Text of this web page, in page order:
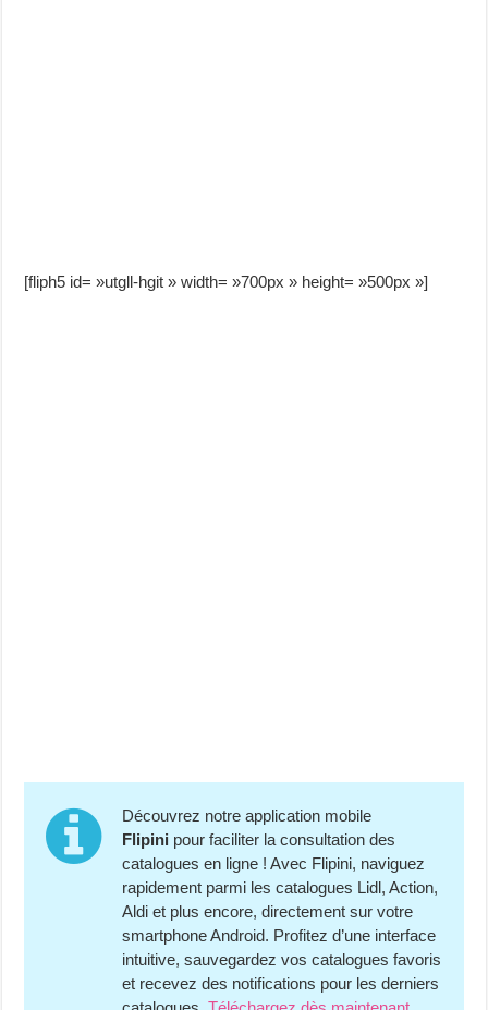
[fliph5 id= »utgll-hgit » width= »700px » height= »500px »]
Découvrez notre application mobile
Flipini pour faciliter la consultation des
catalogues en ligne ! Avec Flipini, naviguez
rapidement parmi les catalogues Lidl, Action,
Aldi et plus encore, directement sur votre
smartphone Android. Profitez d’une interface
intuitive, sauvegardez vos catalogues favoris
et recevez des notifications pour les derniers